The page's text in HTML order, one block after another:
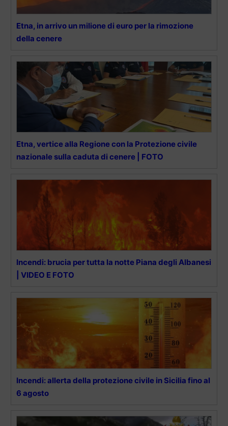
Etna, in arrivo un milione di euro per la rimozione
della cenere
Etna, vertice alla Regione con la Protezione civile
nazionale sulla caduta di cenere | FOTO
Incendi: brucia per tutta la notte Piana degli Albanesi
| VIDEO E FOTO
Incendi: allerta della protezione civile in Sicilia fino al
6 agosto